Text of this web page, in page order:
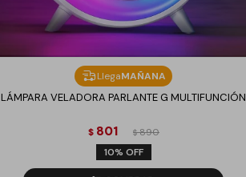
LlegaMAÑANA
LÁMPARA VELADORA PARLANTE G MULTIFUNCIÓN
$ 801 $ 890
10